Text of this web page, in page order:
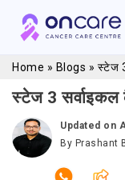
Home » Blogs » स्टेज
स्टेज 3 सर्वाइकल
Updated on
By Prashant